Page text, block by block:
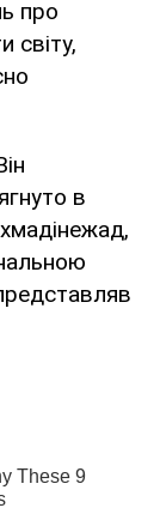
про
світу,
в